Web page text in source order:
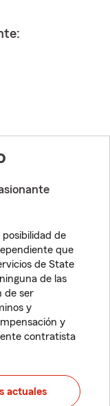
de
que
de State
de las
de ser
y
y
contratista
actuales